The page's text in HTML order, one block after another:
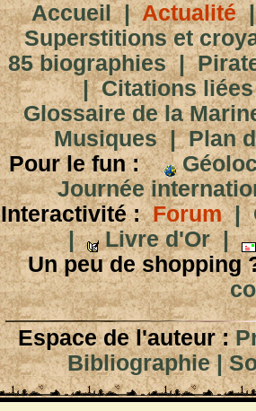
Accueil|Actualité
Superstitions et
85 biographies|
|Citations
Glossaire de la
Musiques|Plan
Pour le fun :
Journée
Interactivité : Forum|
|
Livre d'Or|
Un peu de shopping
Espace de l'auteur :
Bibliographie|